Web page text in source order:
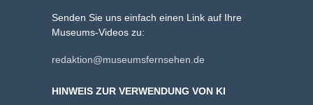
Senden Sie uns einfach einen Link auf Ihre
Museums-Videos zu:
redaktion@museumsfernsehen.de
HINWEIS ZUR VERWENDUNG VON KI